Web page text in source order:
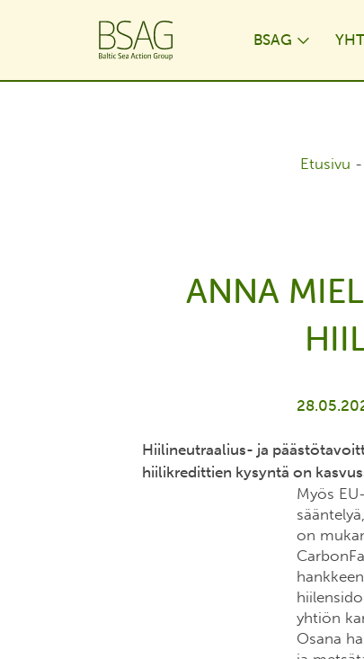
BSAG
Etusivu -
ANNA
Hiilineutraalius- ja
hiilikredittien kysyntä on
Myös
on
yhtiön
Osana